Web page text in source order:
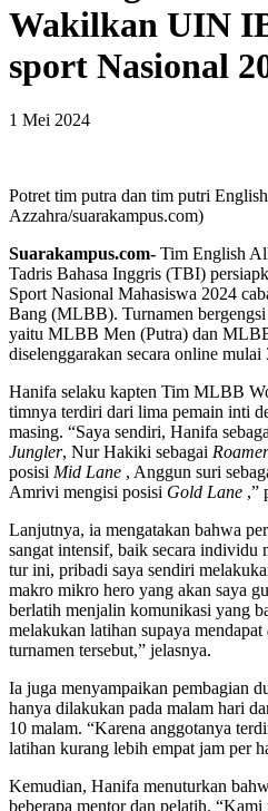
Wakilkan UIN
sport Nasional
1 Mei 2024
Potret tim putra dan tim putri
Azzahra/suarakampus.com)
Suarakampus.com- Tim English
Tadris Bahasa Inggris (TBI)
Sport Nasional Mahasiswa 2024
Bang (MLBB). Turnamen
yaitu MLBB Men (Putra) dan
diselenggarakan secara online
Hanifa selaku kapten Tim MLBB
timnya terdiri dari lima pemain inti
masing. “Saya sendiri, Hanifa
Jungler, Nur Hakiki sebagai Roamer
posisi Mid Lane , Anggun suri
Amrivi mengisi posisi Gold Lane ,”
Lanjutnya, ia mengatakan bahwa
sangat intensif, baik secara individu
tur ini, pribadi saya sendiri
makro mikro hero yang akan saya
berlatih menjalin komunikasi yang
melakukan latihan supaya mendapat
turnamen tersebut,” jelasnya.
Ia juga menyampaikan pembagian
hanya dilakukan pada malam hari
10 malam. “Karena anggotanya
latihan kurang lebih empat jam per
Kemudian, Hanifa menuturkan
beberapa mentor dan pelatih. “Kami